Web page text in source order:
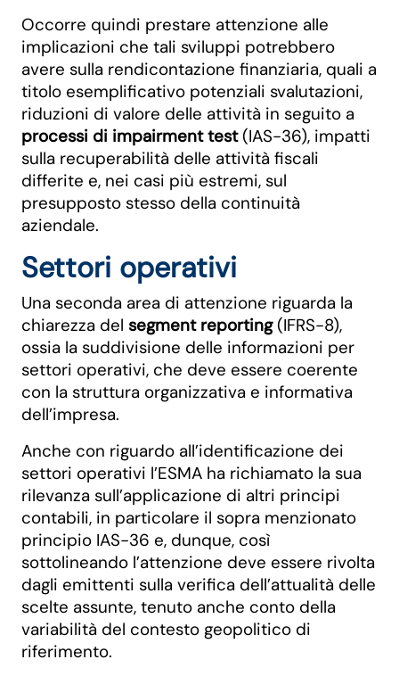
Occorre quindi prestare attenzione alle
implicazioni che tali sviluppi potrebbero
avere sulla rendicontazione finanziaria, quali a
titolo esemplificativo potenziali svalutazioni,
riduzioni di valore delle attività in seguito a
processi di impairment test(IAS-36), impatti
sulla recuperabilità delle attività fiscali
differite e, nei casi più estremi, sul
presupposto stesso della continuità
aziendale.
Settori operativi
Una seconda area di attenzione riguarda la
chiarezza del segment reporting(IFRS-8),
ossia la suddivisione delle informazioni per
settori operativi, che deve essere coerente
con la struttura organizzativa e informativa
dell’impresa.
Anche con riguardo all’identificazione dei
settori operativi l’ESMA ha richiamato la sua
rilevanza sull’applicazione di altri principi
contabili, in particolare il sopra menzionato
principio IAS-36 e, dunque, così
sottolineando l’attenzione deve essere rivolta
dagli emittenti sulla verifica dell’attualità delle
scelte assunte, tenuto anche conto della
variabilità del contesto geopolitico di
riferimento.